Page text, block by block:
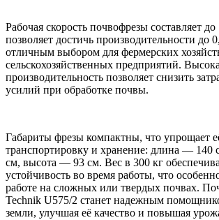
Рабочая скорость почвофрезы составляет
позволяет достичь производительности до
отличным выбором для фермерских
сельскохозяйственных предприятий.
производительность позволяет снизить
усилий при обработке почвы.
Габариты фрезы компактны, что упрощает
транспортировку и хранение: длина —
см, высота — 93 см. Вес в 300 кг
устойчивость во время работы, что
работе на сложных или твердых почвах.
Technik U575/2 станет надежным
земли, улучшая её качество и повышая